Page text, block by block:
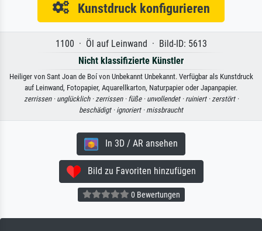
Kunstdruck konfigurieren
1100 · Öl auf Leinwand · Bild-ID: 5613
Nicht klassifizierte Künstler
Heiliger von Sant Joan de Boí von Unbekannt Unbekannt. Verfügbar als Kunstdruck
auf Leinwand, Fotopapier, Aquarellkarton, Naturpapier oder Japanpapier.
zerrissen · unglücklich ·zerrissen · füße · unvollendet · ruiniert ·zerstört ·
beschädigt · ignoriert · missbraucht
In 3D / AR ansehen
Bild zu Favoriten hinzufügen
0 Bewertungen